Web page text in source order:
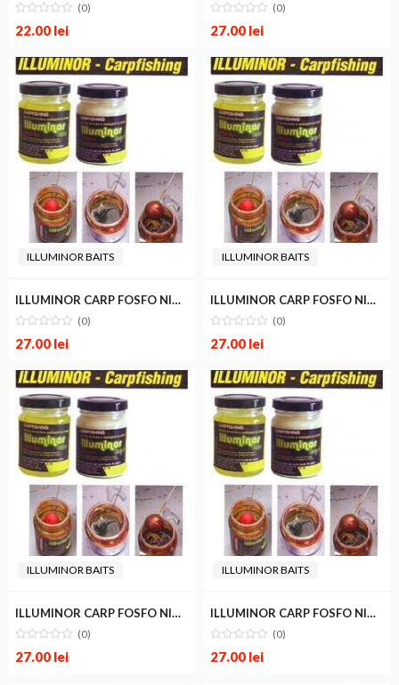
(0)
22.00 lei
(0)
27.00 lei
ILLUMINOR BAITS
ILLUMINOR CARP FOSFO NIGHT 100g FISH
(0)
27.00 lei
ILLUMINOR BAITS
ILLUMINOR CARP FOSFO NIGHT 100g FRUIT
(0)
27.00 lei
ILLUMINOR BAITS
ILLUMINOR CARP FOSFO NIGHT 100g SPICE
(0)
27.00 lei
ILLUMINOR BAITS
ILLUMINOR CARP FOSFO NIGHT 100g STRAWBERRY
(0)
27.00 lei